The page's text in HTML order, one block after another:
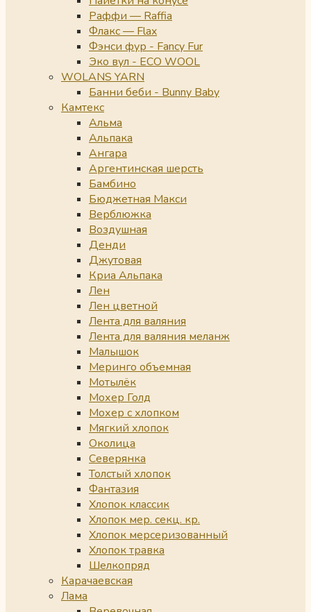
Раффи — Raffia
Флакс — Flax
Фэнси фур - Fancy Fur
Эко вул - ECO WOOL
WOLANS YARN
Банни беби - Bunny Baby
Камтекс
Альма
Альпака
Ангара
Аргентинская шерсть
Бамбино
Бюджетная Макси
Верблюжка
Воздушная
Денди
Джутовая
Криа Альпака
Лен
Лен цветной
Лента для валяния
Лента для валяния меланж
Малышок
Меринго объемная
Мотылёк
Мохер Голд
Мохер с хлопком
Мягкий хлопок
Околица
Северянка
Толстый хлопок
Фантазия
Хлопок классик
Хлопок мер. секц. кр.
Хлопок мерсеризованный
Хлопок травка
Шелкопряд
Карачаевская
Лама